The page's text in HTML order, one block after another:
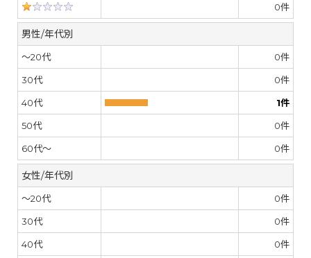
0件
男性/年代別
～20代 0件
30代 0件
40代 1件
50代 0件
60代～ 0件
女性/年代別
～20代 0件
30代 0件
40代 0件